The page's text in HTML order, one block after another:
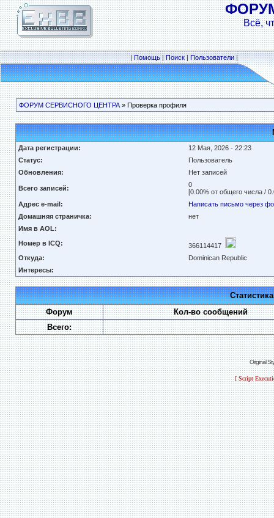
Всё,
|Помощь|Поиск|Пользователи|
ФОРУМ СЕРВИСНОГО ЦЕНТРА» Проверка профиля
Дата регистрации:
12 Мая, 2026 - 22:23
Статус:
Пользователь
Обновления:
Нет записей
Всего записей:
0
[0.00% от общего числа /
Адрес e-mail:
Написать письмо через
Домашняя страничка:
нет
Имя в AOL:
Номер в ICQ:
366114417
Откуда:
Dominican Republic
Интересы:
Форум
Кол-во сообщений
Всего:
Original
[ Script